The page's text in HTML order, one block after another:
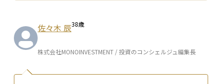
佐々木 辰38歳
株式会社MONOINVESTMENT / 投資のコンシェルジュ編集長